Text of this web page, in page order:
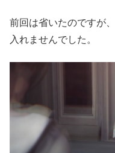
前回は省いたのですが
入れませんでした。